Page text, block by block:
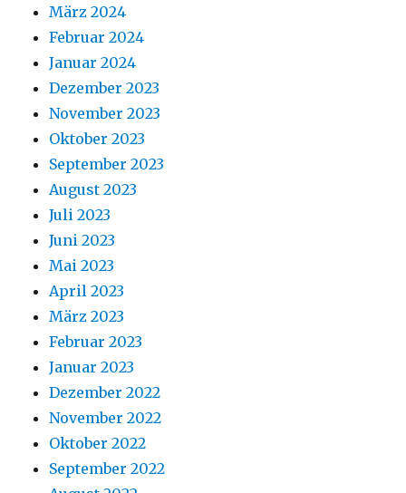
März 2024
Februar 2024
Januar 2024
Dezember 2023
November 2023
Oktober 2023
September 2023
August 2023
Juli 2023
Juni 2023
Mai 2023
April 2023
März 2023
Februar 2023
Januar 2023
Dezember 2022
November 2022
Oktober 2022
September 2022